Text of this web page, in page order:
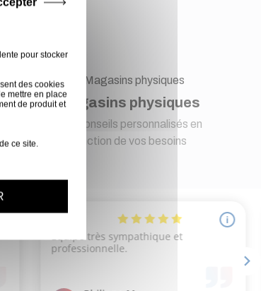
Magasins physiques
Des conseils personnalisés en
fonction de vos besoins
pour stocker
des cookies
mettre en place
de produit et
ce site.